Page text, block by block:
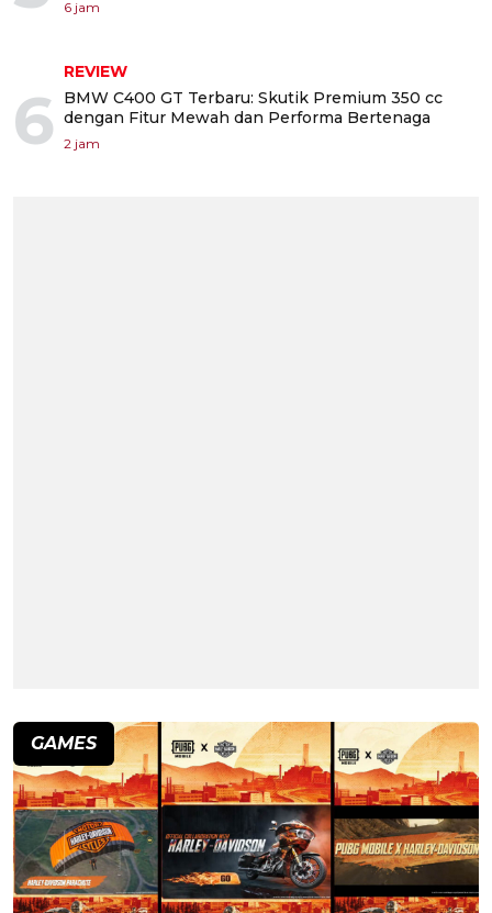
6 jam
6
REVIEW
BMW C400 GT Terbaru: Skutik Premium 350 cc
dengan Fitur Mewah dan Performa Bertenaga
2 jam
GAMES